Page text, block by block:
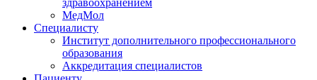
здравоохранением
МедМол
Специалисту
Институт дополнительного профессионального
образования
Аккредитация специалистов